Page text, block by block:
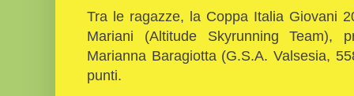
Tra le ragazze, la Coppa Italia Giovani
Mariani (Altitude Skyrunning
Marianna Baragiotta (G.S.A. Valsesia,
punti.